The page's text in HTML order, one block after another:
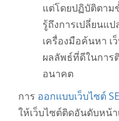
แต่โดยปฏิบัติตา
รู้ถึงการเปลี่ยนแ
เครื่องมือค้นหา
ผลลัพธ์ที่ดีในการ
อนาคต
การ ออกเเบบเว็บไซต์
ให้เว็บไซต์ติดอันดับหน้า